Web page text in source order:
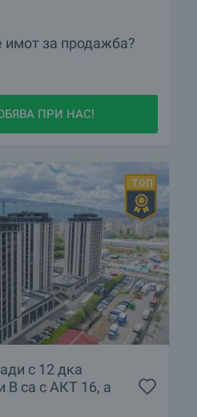
имот за продажба?
ПРИ НАС!
с 12 дка
В са с АКТ 16, а